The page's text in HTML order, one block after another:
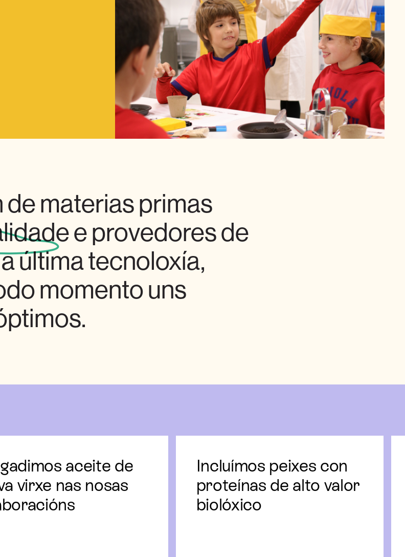
materias primas
e provedores de
última tecnoloxía,
momento uns
aceite de
virxe nas nosas
Incluímos peixes con
proteínas de alto valor
biolóxico